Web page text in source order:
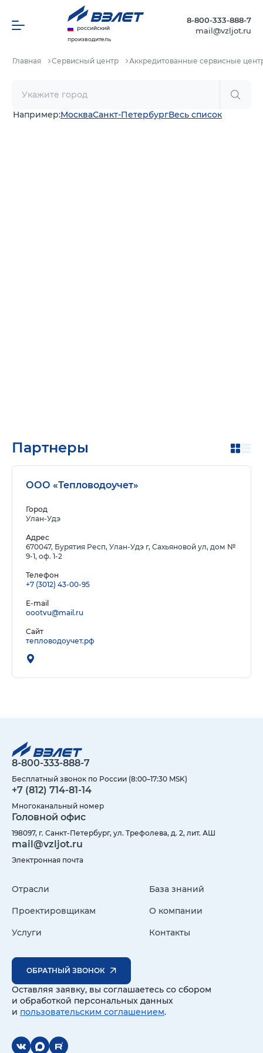
российский
производитель
8-800-333-888-7
mail@vzljot.ru
Главная Сервисный центр Аккредитованные сервисные
Например:МоскваСанкт-ПетербургВесь список
Партнеры
ООО «Тепловодоучет»
Город
Улан-Удэ
Адрес
670047, Бурятия Респ, Улан-Удэ г, Сахьяновой ул, дом №
9-1, оф. 1-2
Телефон
+7 (3012) 43-00-95
E-mail
oootvu@mail.ru
Сайт
тепловодоучет.рф
8-800-333-888-7
Бесплатный звонок по России (8:00–17:30 MSK)
+7 (812) 714-81-14
Многоканальный номер
Головной офис
198097, г. Санкт-Петербург, ул. Трефолева, д. 2, лит. АШ
mail@vzljot.ru
Электронная почта
Отрасли
Проектировщикам
Услуги
База знаний
О компании
Контакты
ОБРАТНЫЙ ЗВОНОК
Оставляя заявку, вы соглашаетесь со сбором
и обработкой персональных данных
и пользовательским соглашением.